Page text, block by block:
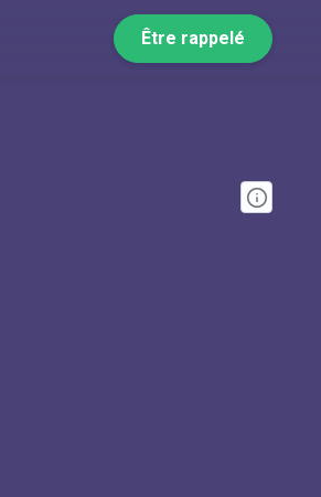
Être rappelé